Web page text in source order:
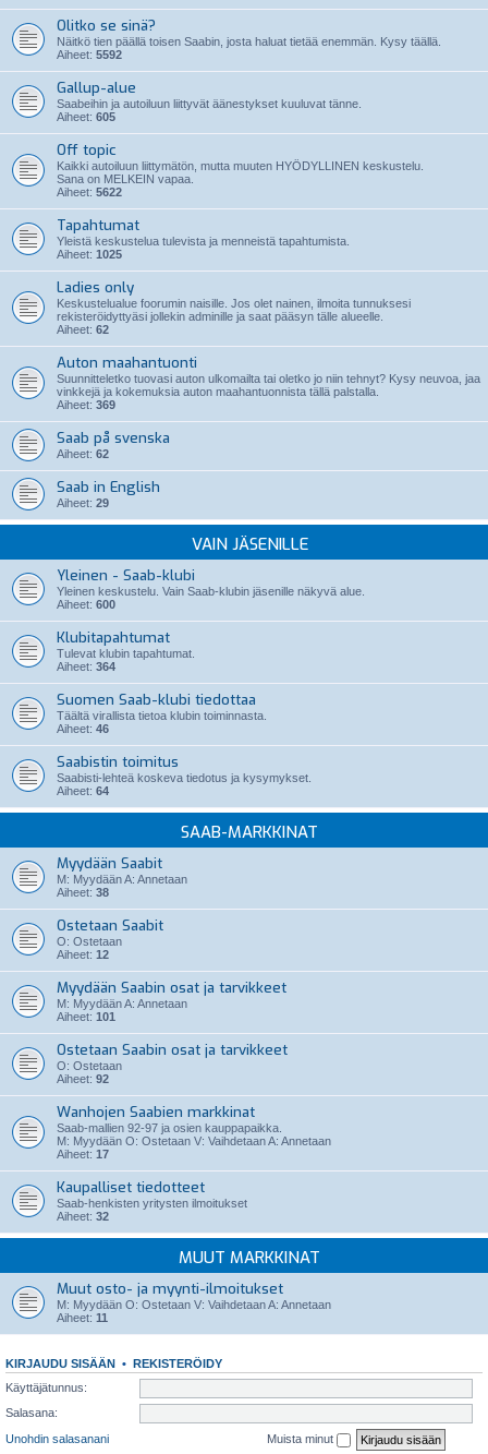
Olitko se sinä?
Näitkö tien päällä toisen Saabin, josta haluat tietää enemmän. Kysy täällä.
Aiheet: 5592
Gallup-alue
Saabeihin ja autoiluun liittyvät äänestykset kuuluvat tänne.
Aiheet: 605
Off topic
Kaikki autoiluun liittymätön, mutta muuten HYÖDYLLINEN keskustelu.
Sana on MELKEIN vapaa.
Aiheet: 5622
Tapahtumat
Yleistä keskustelua tulevista ja menneistä tapahtumista.
Aiheet: 1025
Ladies only
Keskustelualue foorumin naisille. Jos olet nainen, ilmoita tunnuksesi
rekisteröidyttyäsi jollekin adminille ja saat pääsyn tälle alueelle.
Aiheet: 62
Auton maahantuonti
Suunnitteletko tuovasi auton ulkomailta tai oletko jo niin tehnyt? Kysy neuvoa, jaa
vinkkejä ja kokemuksia auton maahantuonnista tällä palstalla.
Aiheet: 369
Saab på svenska
Aiheet: 62
Saab in English
Aiheet: 29
VAIN JÄSENILLE
Yleinen - Saab-klubi
Yleinen keskustelu. Vain Saab-klubin jäsenille näkyvä alue.
Aiheet: 600
Klubitapahtumat
Tulevat klubin tapahtumat.
Aiheet: 364
Suomen Saab-klubi tiedottaa
Täältä virallista tietoa klubin toiminnasta.
Aiheet: 46
Saabistin toimitus
Saabisti-lehteä koskeva tiedotus ja kysymykset.
Aiheet: 64
SAAB-MARKKINAT
Myydään Saabit
M: Myydään A: Annetaan
Aiheet: 38
Ostetaan Saabit
O: Ostetaan
Aiheet: 12
Myydään Saabin osat ja tarvikkeet
M: Myydään A: Annetaan
Aiheet: 101
Ostetaan Saabin osat ja tarvikkeet
O: Ostetaan
Aiheet: 92
Wanhojen Saabien markkinat
Saab-mallien 92-97 ja osien kauppapaikka.
M: Myydään O: Ostetaan V: Vaihdetaan A: Annetaan
Aiheet: 17
Kaupalliset tiedotteet
Saab-henkisten yritysten ilmoitukset
Aiheet: 32
MUUT MARKKINAT
Muut osto- ja myynti-ilmoitukset
M: Myydään O: Ostetaan V: Vaihdetaan A: Annetaan
Aiheet: 11
KIRJAUDU SISÄÄN • REKISTERÖIDY
Käyttäjätunnus:
Salasana:
Unohdin salasanani
Muista minut